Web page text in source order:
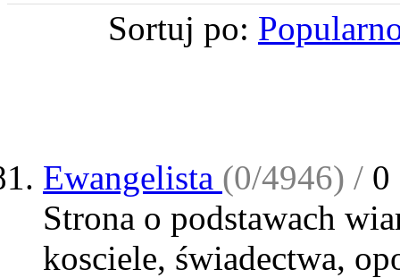
Sortuj po:
Ewangelista (0/4946) / 0
Strona o podstawach
kosciele, świadectwa,